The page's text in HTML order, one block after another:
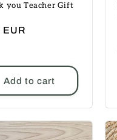
you Teacher Gift
EUR
Add to cart